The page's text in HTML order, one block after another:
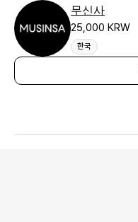
무신사
25,000 KRW
한국